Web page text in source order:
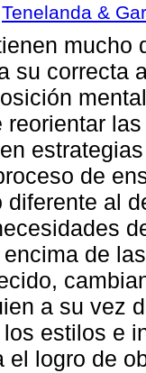
Tenelanda &
mucho
su correcta
reorientar
de
diferente al
de
a su vez
estilos e
el logro de